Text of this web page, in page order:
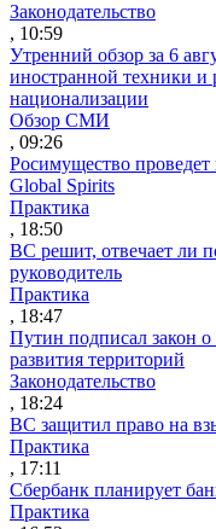
Законодательство
, 10:59
Утренний обзор за 6
иностранной техники и
национализации
Обзор СМИ
, 09:26
Росимущество
Global Spirits
Практика
, 18:50
ВС решит, отвечает ли
руководитель
Практика
, 18:47
Путин подписал закон
развития территорий
Законодательство
, 18:24
ВС защитил право на
Практика
, 17:11
Сбербанк планирует
Практика